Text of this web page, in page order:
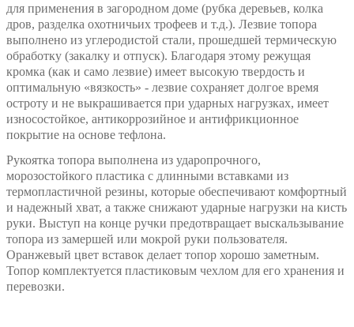
для применения в загородном доме (рубка деревьев, колка
дров, разделка охотничьих трофеев и т.д.). Лезвие топора
выполнено из углеродистой стали, прошедшей термическую
обработку (закалку и отпуск). Благодаря этому режущая
кромка (как и само лезвие) имеет высокую твердость и
оптимальную «вязкость» - лезвие сохраняет долгое время
остроту и не выкрашивается при ударных нагрузках, имеет
износостойкое, антикоррозийное и антифрикционное
покрытие на основе тефлона.
Рукоятка топора выполнена из ударопрочного,
морозостойкого пластика с длинными вставками из
термопластичной резины, которые обеспечивают комфортный
и надежный хват, а также снижают ударные нагрузки на кисть
руки. Выступ на конце ручки предотвращает выскальзывание
топора из замершей или мокрой руки пользователя.
Оранжевый цвет вставок делает топор хорошо заметным.
Топор комплектуется пластиковым чехлом для его хранения и
перевозки.